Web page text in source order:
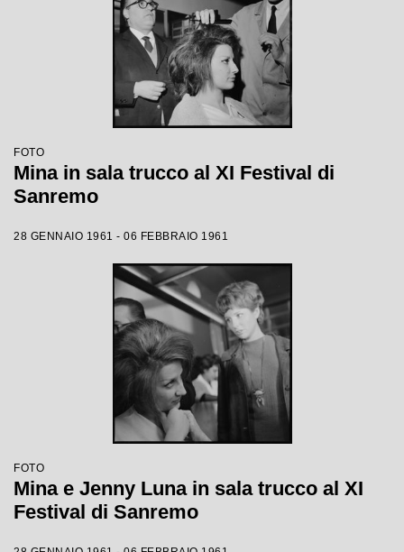
FOTO
Mina in sala trucco al XI Festival di
Sanremo
28 GENNAIO 1961 - 06 FEBBRAIO 1961
FOTO
Mina e Jenny Luna in sala trucco al XI
Festival di Sanremo